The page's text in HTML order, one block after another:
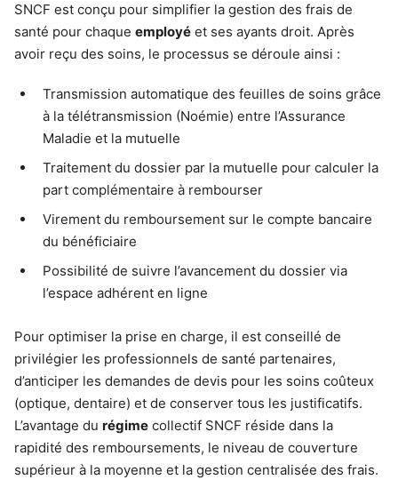
SNCF est conçu pour simplifier la gestion des frais de
santé pour chaque employé et ses ayants droit. Après
avoir reçu des soins, le processus se déroule ainsi :
Transmission automatique des feuilles de soins grâce
à la télétransmission (Noémie) entre l’Assurance
Maladie et la mutuelle
Traitement du dossier par la mutuelle pour calculer la
part complémentaire à rembourser
Virement du remboursement sur le compte bancaire
du bénéficiaire
Possibilité de suivre l’avancement du dossier via
l’espace adhérent en ligne
Pour optimiser la prise en charge, il est conseillé de
privilégier les professionnels de santé partenaires,
d’anticiper les demandes de devis pour les soins coûteux
(optique, dentaire) et de conserver tous les justificatifs.
L’avantage du régime collectif SNCF réside dans la
rapidité des remboursements, le niveau de couverture
supérieur à la moyenne et la gestion centralisée des frais.